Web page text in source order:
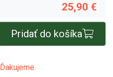
25,90 €
Pridať do košíka